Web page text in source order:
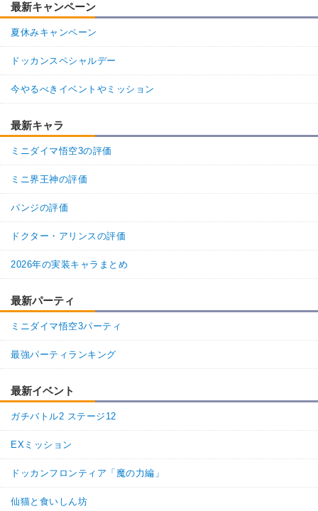
最新キャンペーン
夏休みキャンペーン
ドッカンスペシャルデー
今やるべきイベントやミッション
最新キャラ
ミニダイマ悟空3の評価
ミニ界王神の評価
パンジの評価
ドクター・アリンスの評価
2026年の実装キャラまとめ
最新パーティ
ミニダイマ悟空3パーティ
最強パーティランキング
最新イベント
ガチバトル2 ステージ12
EXミッション
ドッカンフロンティア「魔の力編」
仙猫と食いしん坊